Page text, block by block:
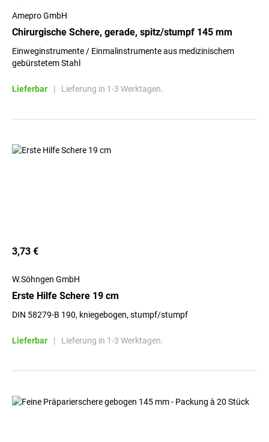
Amepro GmbH
Chirurgische Schere, gerade, spitz/stumpf 145 mm
Einweginstrumente / Einmalinstrumente aus medizinischem
gebürstetem Stahl
Lieferbar | Lieferung in 1-3 Werktagen.
3,73 €
W.Söhngen GmbH
Erste Hilfe Schere 19 cm
DIN 58279-B 190, kniegebogen, stumpf/stumpf
Lieferbar | Lieferung in 1-3 Werktagen.